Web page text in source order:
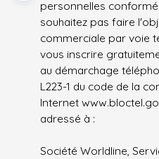
personnelles
souhaitez pas faire
commerciale par voie
vous inscrire
au démarchage
L223-1 du code de la
Internet
adressé à :
Société Worldline,